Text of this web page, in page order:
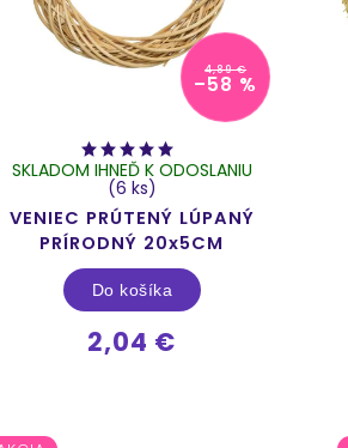
4,89 €
–58 %
VENIEC PRÚTENÝ LÚPANÝ
PRÍRODNÝ 20x5CM
SKLADOM IHNEĎ K ODOSLANIU
(6 ks)
2,04 €
Do košíka